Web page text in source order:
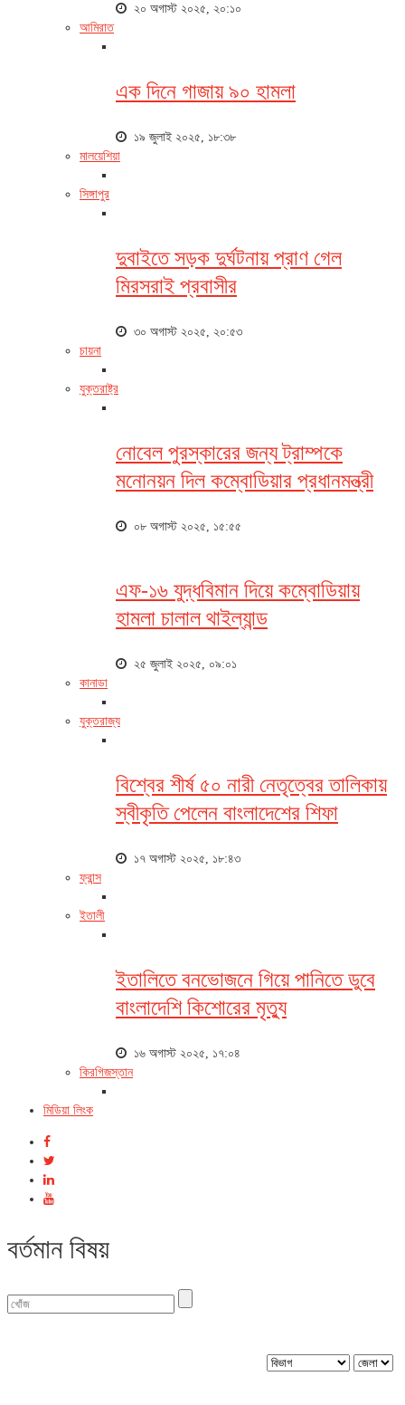
২০ অগাস্ট ২০২৫, ২০:১০
আমিরাত
এক দিনে গাজায় ৯০ হামলা
১৯ জুলাই ২০২৫, ১৮:৩৮
মালয়েশিয়া
সিঙ্গাপুর
দুবাইতে সড়ক দুর্ঘটনায় প্রাণ গেল
মিরসরাই প্রবাসীর
৩০ অগাস্ট ২০২৫, ২০:৫৩
চায়না
যুক্তরাষ্ট্র
নোবেল পুরস্কারের জন্য ট্রাম্পকে
মনোনয়ন দিল কম্বোডিয়ার প্রধানমন্ত্রী
০৮ অগাস্ট ২০২৫, ১৫:৫৫
এফ-১৬ যুদ্ধবিমান দিয়ে কম্বোডিয়ায়
হামলা চালাল থাইল্যান্ড
২৫ জুলাই ২০২৫, ০৯:০১
কানাডা
যুক্তরাজ্য
বিশ্বের শীর্ষ ৫০ নারী নেতৃত্বের তালিকায়
স্বীকৃতি পেলেন বাংলাদেশের শিফা
১৭ অগাস্ট ২০২৫, ১৮:৪৩
ফ্রান্স
ইতালী
ইতালিতে বনভোজনে গিয়ে পানিতে ডুবে
বাংলাদেশি কিশোরের মৃত্যু
১৬ অগাস্ট ২০২৫, ১৭:০৪
কিরগিজস্তান
মিডিয়া লিংক
বর্তমান বিষয়